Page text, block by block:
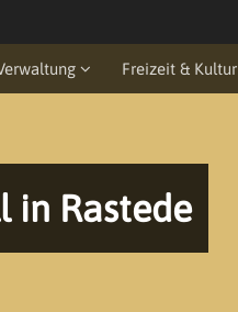
Freizeit & Kultur
in Rastede